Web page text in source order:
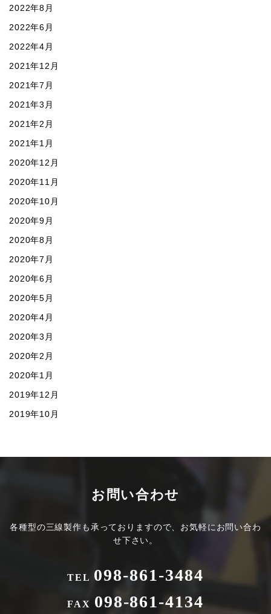
2022年8月
2022年6月
2022年4月
2021年12月
2021年7月
2021年3月
2021年2月
2021年1月
2020年12月
2020年11月
2020年10月
2020年9月
2020年8月
2020年7月
2020年6月
2020年5月
2020年4月
2020年3月
2020年2月
2020年1月
2019年12月
2019年10月
お問い合わせ
各種型の三線製作も承っておりますので、お気軽にお問い合わ
せ下さい。
TEL 098-861-3484
FAX 098-861-4134